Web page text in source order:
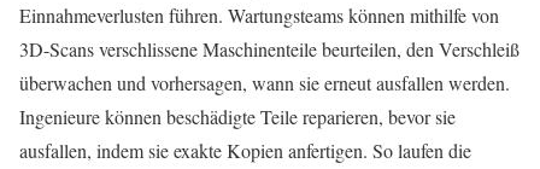
Einnahmeverlusten führen. Wartungsteams können mithilfe von
3D-Scans verschlissene Maschinenteile beurteilen, den Verschleiß
überwachen und vorhersagen, wann sie erneut ausfallen werden.
Ingenieure können beschädigte Teile reparieren, bevor sie
ausfallen, indem sie exakte Kopien anfertigen. So laufen die